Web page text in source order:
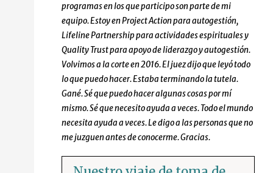
programas en los que participo son parte de mi
equipo. Estoy en Project Action para autogestión,
Lifeline Partnership para actividades espirituales y
Quality Trust para apoyo de liderazgo y autogestión.
Volvimos a la corte en 2016. El juez dijo que leyó todo
lo que puedo hacer. Estaba terminando la tutela.
Gané. Sé que puedo hacer algunas cosas por mí
mismo. Sé que necesito ayuda a veces. Todo el mundo
necesita ayuda a veces. Le digo a las personas que no
me juzguen antes de conocerme. Gracias.